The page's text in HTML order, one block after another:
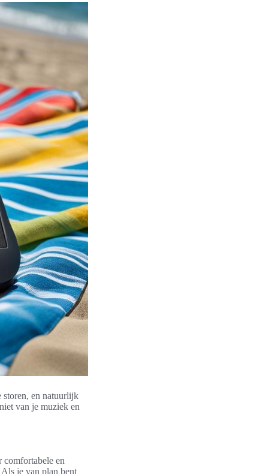
storen, en natuurlijk
van je muziek en
comfortabele en
je van plan bent